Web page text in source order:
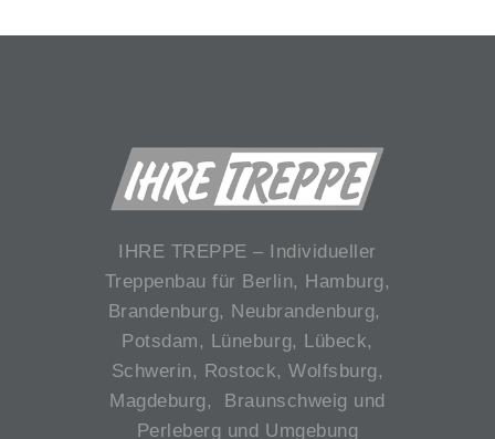
IHRE TREPPE – Individueller
Treppenbau für Berlin, Hamburg,
Brandenburg, Neubrandenburg,
Potsdam, Lüneburg, Lübeck,
Schwerin, Rostock, Wolfsburg,
Magdeburg, Braunschweig und
Perleberg und Umgebung